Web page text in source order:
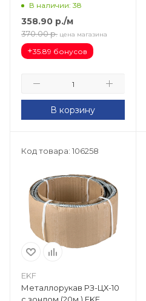
В наличии: 38
358.90 р./м
370.00 р. цена магазина
+35.89 бонусов
В корзину
Код товара: 106258
EKF
Металлорукав РЗ-ЦХ-10